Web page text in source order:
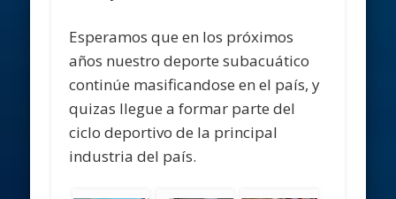
Esperamos que en los próximos
años nuestro deporte subacuático
continúe masificandose en el país, y
quizas llegue a formar parte del
ciclo deportivo de la principal
industria del país.